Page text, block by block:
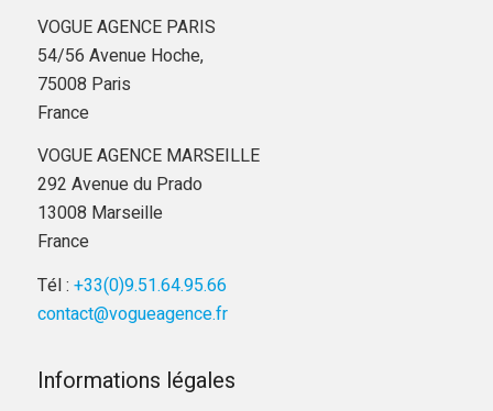
VOGUE AGENCE PARIS
54/56 Avenue Hoche,
75008 Paris
France
VOGUE AGENCE MARSEILLE
292 Avenue du Prado
13008 Marseille
France
Tél : +33(0)9.51.64.95.66
contact@vogueagence.fr
Informations légales